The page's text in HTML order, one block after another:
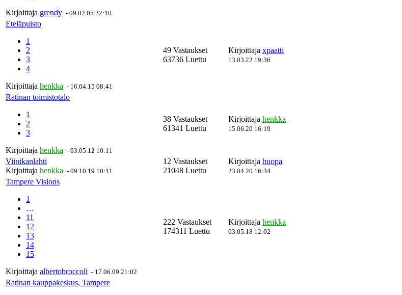
Kirjoittaja grendy - 09.02.05 22:10
Eteläpuisto
1
2
3
4
Kirjoittaja henkka - 16.04.15 08:41
49 Vastaukset
63736 Luettu
Kirjoittaja xpaatti
13.03.22 19:36
Ratinan toimistotalo
1
2
3
Kirjoittaja henkka - 03.05.12 10:11
38 Vastaukset
61341 Luettu
Kirjoittaja henkka
15.06.20 16:19
Viinikanlahti
Kirjoittaja henkka - 09.10.19 10:11
12 Vastaukset
21048 Luettu
Kirjoittaja huopa
23.04.20 16:34
Tampere Visions
1
…
11
12
13
14
15
Kirjoittaja albertobroccoli - 17.06.09 21:02
222 Vastaukset
174311 Luettu
Kirjoittaja henkka
03.05.18 12:02
Ratinan kauppakeskus, Tampere